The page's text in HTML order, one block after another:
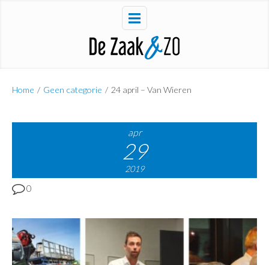
Home / Geen categorie / 24 april – Van Wieren
apr
29
2019
0